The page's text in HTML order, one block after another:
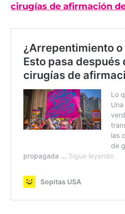
cirugías de afirmación